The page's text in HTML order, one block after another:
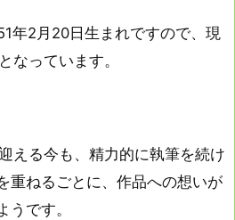
年2月20日生まれですので、現
なっています。
える今も、精力的に執筆を続け
重ねるごとに、作品への想いが
うです。